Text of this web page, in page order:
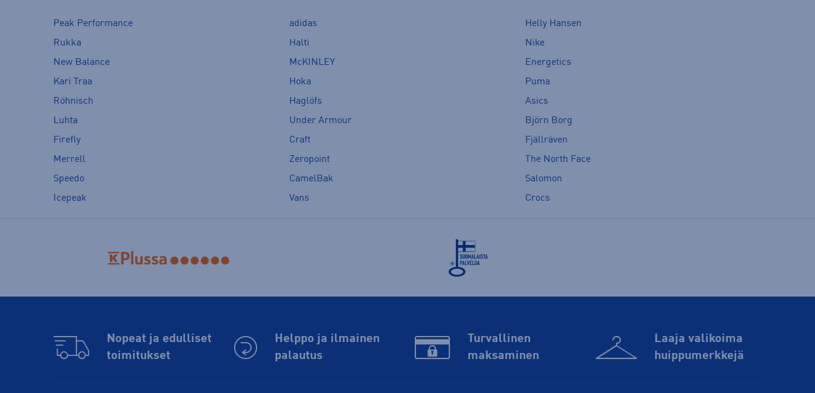
Peak Performance adidas
Helly Hansen
Rukka
Halti
Nike
New Balance
McKINLEY
Energetics
Kari Traa
Hoka
Puma
Röhnisch
Haglöfs
Asics
Luhta
Under Armour
Björn Borg
Firefly
Craft
Fjällräven
Merrell
Zeropoint
The North Face
Speedo
CamelBak
Salomon
Icepeak
Vans Crocs
Nopeat ja edulliset
toimitukset
Helppo ja ilmainen
palautus
Turvallinen
maksaminen
Laaja valikoima
huippu­merkkejä